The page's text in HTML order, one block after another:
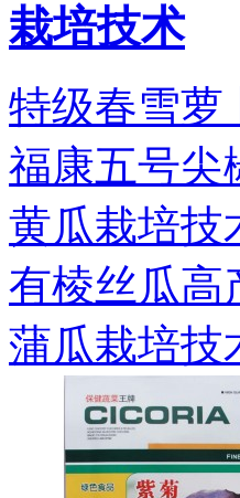
栽培技术
特级春雪萝
福康五号尖
黄瓜栽培技
有棱丝瓜高
蒲瓜栽培技